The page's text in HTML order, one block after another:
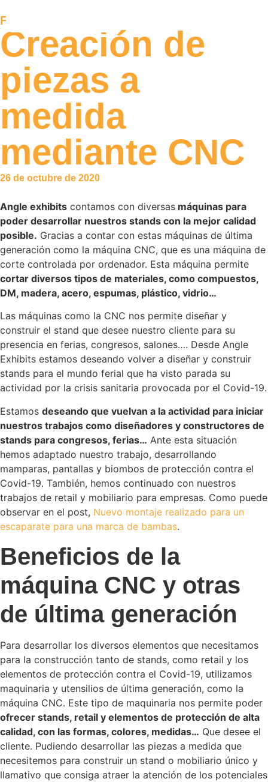
Ferias
Creación de
piezas a
medida
mediante CNC
26 de octubre de 2020
Angle exhibits contamos con diversas máquinas para
poder desarrollar nuestros stands con la mejor calidad
posible. Gracias a contar con estas máquinas de última
generación como la máquina CNC, que es una máquina de
corte controlada por ordenador. Esta máquina permite
cortar diversos tipos de materiales, como compuestos,
DM, madera, acero, espumas, plástico, vidrio…
Las máquinas como la CNC nos permite diseñar y
construir el stand que desee nuestro cliente para su
presencia en ferias, congresos, salones…. Desde Angle
Exhibits estamos deseando volver a diseñar y construir
stands para el mundo ferial que ha visto parada su
actividad por la crisis sanitaria provocada por el Covid-19.
Estamos deseando que vuelvan a la actividad para iniciar
nuestros trabajos como diseñadores y constructores de
stands para congresos, ferias… Ante esta situación
hemos adaptado nuestro trabajo, desarrollando
mamparas, pantallas y biombos de protección contra el
Covid-19. También, hemos continuado con nuestros
trabajos de retail y mobiliario para empresas. Como puede
observar en el post, Nuevo montaje realizado para un
escaparate para una marca de bambas.
Beneficios de la
máquina CNC y otras
de última generación
Para desarrollar los diversos elementos que necesitamos
para la construcción tanto de stands, como retail y los
elementos de protección contra el Covid-19, utilizamos
maquinaria y utensilios de última generación, como la
máquina CNC. Este tipo de maquinaria nos permite poder
ofrecer stands, retail y elementos de protección de alta
calidad, con las formas, colores, medidas… Que desee el
cliente. Pudiendo desarrollar las piezas a medida que
necesitemos para construir un stand o mobiliario único y
llamativo que consiga atraer la atención de los potenciales